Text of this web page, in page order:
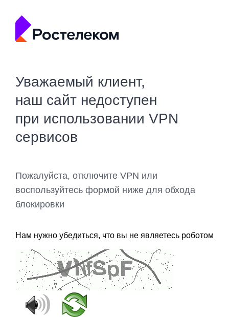
Уважаемый клиент,
наш сайт недоступен
при использовании VPN
сервисов
Пожалуйста, отключите VPN или
воспользуйтесь формой ниже для обхода
блокировки
Нам нужно убедиться, что вы не являетесь роботом